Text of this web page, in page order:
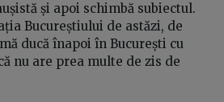
și apoi schimbă subiectul.
Bucureștiului de astăzi, de
ducă înapoi în București cu
nu are prea multe de zis de